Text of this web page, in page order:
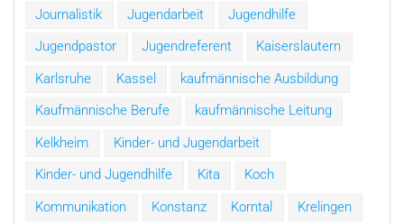
Journalistik
Jugendarbeit
Jugendhilfe
Jugendpastor
Jugendreferent
Kaiserslautern
Karlsruhe
Kassel
kaufmännische Ausbildung
Kaufmännische Berufe
kaufmännische Leitung
Kelkheim
Kinder- und Jugendarbeit
Kinder- und Jugendhilfe
Kita
Koch
Kommunikation
Konstanz Korntal
Krelingen